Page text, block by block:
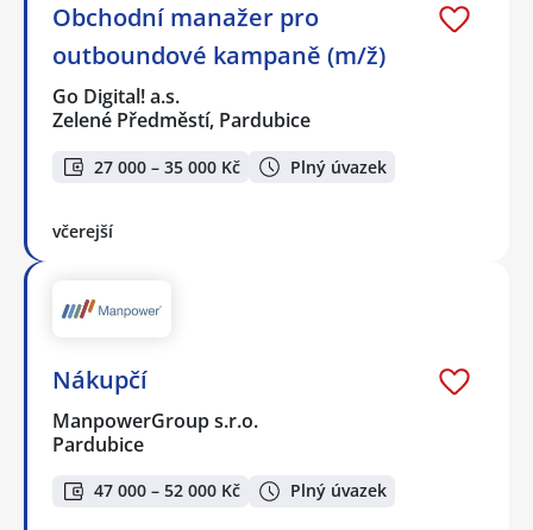
Obchodní manažer pro
outboundové kampaně (m/ž)
Go Digital! a.s.
Zelené Předměstí, Pardubice
27 000 – 35 000 Kč Plný úvazek
včerejší
Nákupčí
ManpowerGroup s.r.o.
Pardubice
47 000 – 52 000 Kč Plný úvazek